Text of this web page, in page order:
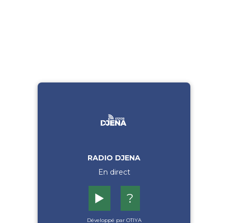
RADIO DJENA
En direct
▶️ ?
Développé par OTIYA